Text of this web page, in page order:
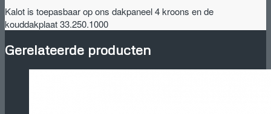
Kalot is toepasbaar op ons dakpaneel 4 kroons en de
kouddakplaat 33.250.1000
Gerelateerde producten